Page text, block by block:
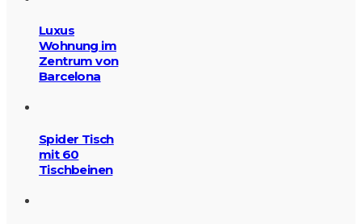
Luxus
Wohnung im
Zentrum von
Barcelona
Spider Tisch
mit 60
Tischbeinen